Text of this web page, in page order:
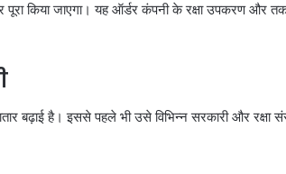
पूरा किया जाएगा। यह ऑर्डर कंपनी के रक्षा उपकरण और
बढ़ाई है। इससे पहले भी उसे विभिन्न सरकारी और रक्षा